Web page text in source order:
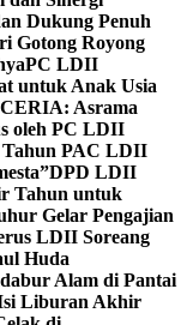
Dukung Penuh
Gotong Royong
PC LDII
untuk Anak Usia
Asrama
oleh PC LDII
Tahun PAC LDII
DPD LDII
Tahun untuk
Gelar Pengajian
LDII Soreang
Huda
Alam di Pantai
Liburan Akhir